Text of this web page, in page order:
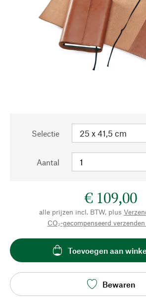
Selectie
Aantal
€ 109,00
alle prijzen incl. BTW, plus
CO₂-gecompenseerd
Toevoegen aan
Bewaren